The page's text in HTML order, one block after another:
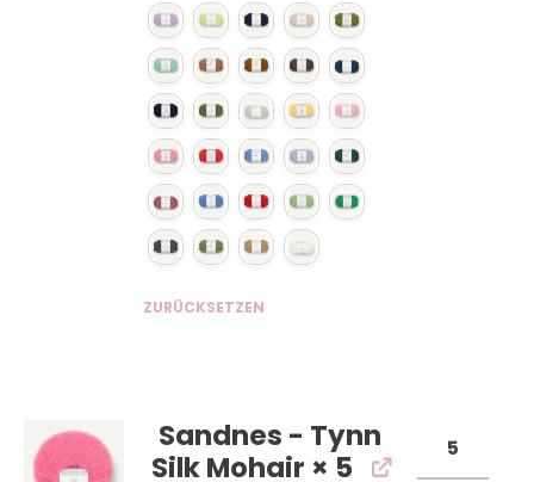
ZURÜCKSETZEN
Sandnes - Tynn
Silk Mohair × 5